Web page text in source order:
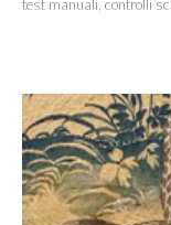
test manuali, controlli